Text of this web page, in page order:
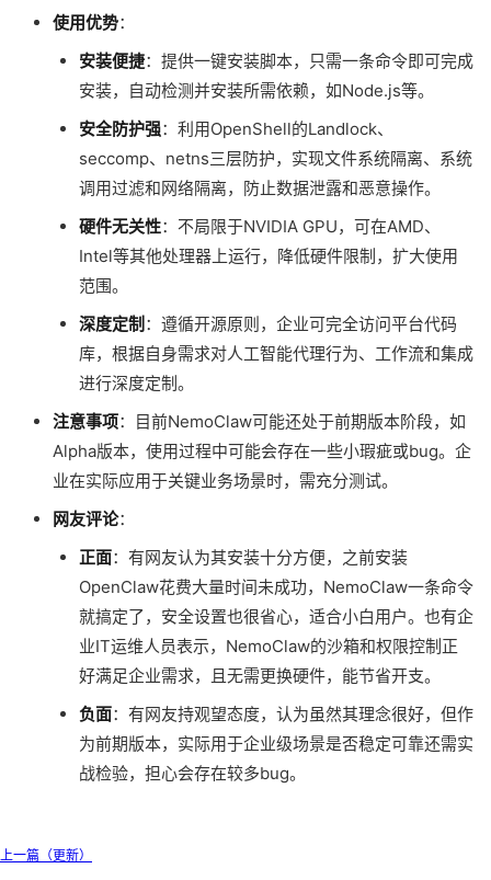
使用优势：
安装便捷：提供一键安装脚本，只需一条命令即可完成
安装，自动检测并安装所需依赖，如Node.js等。
安全防护强：利用OpenShell的Landlock、
seccomp、netns三层防护，实现文件系统隔离、系统
调用过滤和网络隔离，防止数据泄露和恶意操作。
硬件无关性：不局限于NVIDIA GPU，可在AMD、
Intel等其他处理器上运行，降低硬件限制，扩大使用
范围。
深度定制 ：遵循开源原则，企业可完全访问平台代码
库，根据自身需求对人工智能代理行为、工作流和集成
进行深度定制。
注意事项：目前NemoClaw可能还处于前期版本阶段，如
Alpha版本，使用过程中可能会存在一些小瑕疵或bug。企
业在实际应用于关键业务场景时，需充分测试。
网友评论：
正面：有网友认为其安装十分方便，之前安装
OpenClaw花费大量时间未成功，NemoClaw一条命令
就搞定了，安全设置也很省心，适合小白用户。也有企
业IT运维人员表示，NemoClaw的沙箱和权限控制正
好满足企业需求，且无需更换硬件，能节省开支。
负面：有网友持观望态度，认为虽然其理念很好，但作
为前期版本，实际用于企业级场景是否稳定可靠还需实
战检验，担心会存在较多bug。
上一篇（更新）